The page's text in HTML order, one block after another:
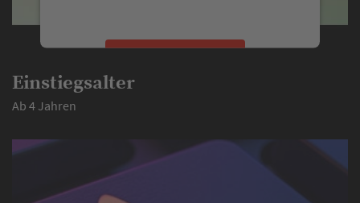
Einstiegsalter
Ab 4 Jahren